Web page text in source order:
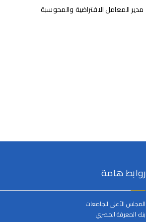
مدير المعامل الافتراضية والمحوسبة
روابط هامة
المجلس الأعلى للجامعات
بنك المعرفة المصري